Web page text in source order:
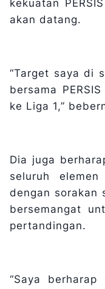
kekuatan
akan datang.
“Target saya di
bersama
ke Liga 1,”
Dia juga
seluruh
dengan sorakan
bersemangat
pertandingan.
“Saya